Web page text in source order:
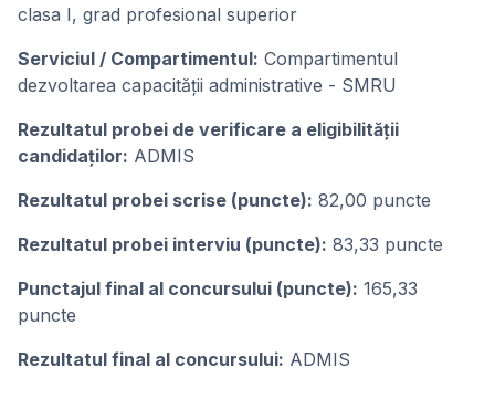
clasa I, grad profesional superior
Serviciul / Compartimentul: Compartimentul
dezvoltarea capacității administrative - SMRU
Rezultatul probei de verificare a eligibilității
candidaților: ADMIS
Rezultatul probei scrise (puncte): 82,00 puncte
Rezultatul probei interviu (puncte): 83,33 puncte
Punctajul final al concursului (puncte): 165,33
puncte
Rezultatul final al concursului: ADMIS